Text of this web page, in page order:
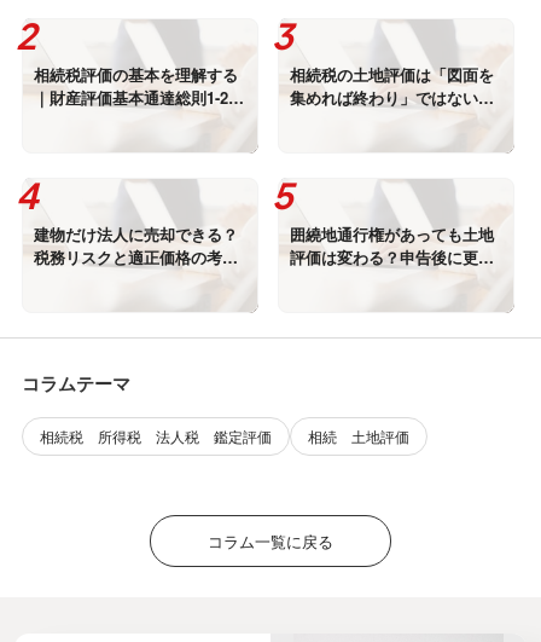
相続税評価の基本を理解する
｜財産評価基本通達総則1-2の
意義と通達評価の読み解き方
相続税の土地評価は「図面を
集めれば終わり」ではない｜
建物だけ法人に売却できる？
税務リスクと適正価格の考え
囲繞地通行権があっても土地
評価は変わる？申告後に更正
コラムテーマ
相続税 所得税 法人税 鑑定評価 相続 土地評価
コラム一覧に戻る